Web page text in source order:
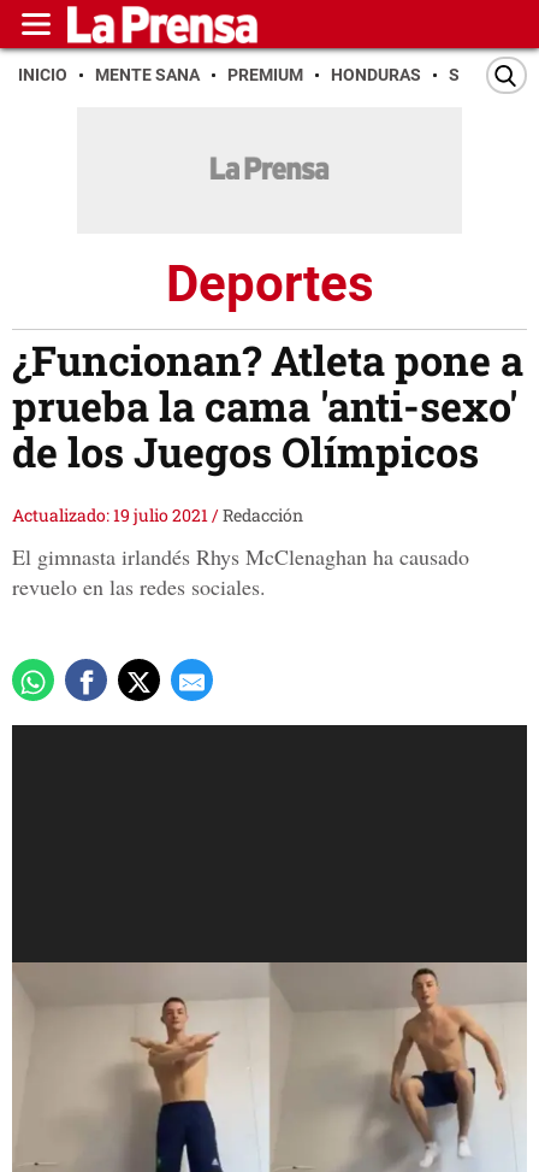
INICIO MENTE SANA PREMIUM HONDURAS SAN PEDRO
Deportes
¿Funcionan? Atleta pone a
prueba la cama 'anti-sexo'
de los Juegos Olímpicos
Actualizado: 19 julio 2021/Redacción
El gimnasta irlandés Rhys McClenaghan ha causado
revuelo en las redes sociales.